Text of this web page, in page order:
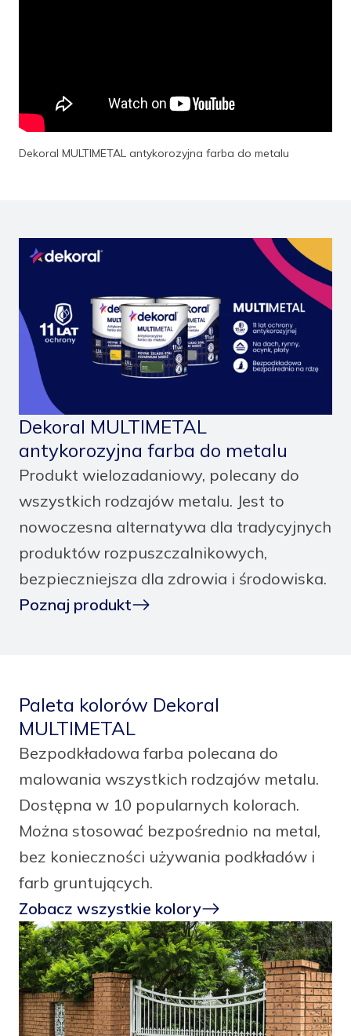
Dekoral MULTIMETAL antykorozyjna farba do metalu
Dekoral MULTIMETAL
antykorozyjna farba do metalu
Produkt wielozadaniowy, polecany do
wszystkich rodzajów metalu. Jest to
nowoczesna alternatywa dla tradycyjnych
produktów rozpuszczalnikowych,
bezpieczniejsza dla zdrowia i środowiska.
Poznaj produkt
Paleta kolorów Dekoral
MULTIMETAL
Bezpodkładowa farba polecana do
malowania wszystkich rodzajów metalu.
Dostępna w 10 popularnych kolorach.
Można stosować bezpośrednio na metal,
bez konieczności używania podkładów i
farb gruntujących.
Zobacz wszystkie kolory